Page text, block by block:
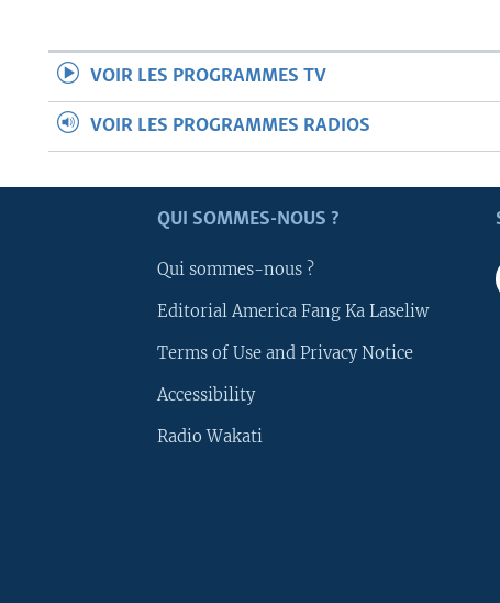
VOIR LES PROGRAMMES TV
VOIR LES PROGRAMMES RADIOS
QUI SOMMES-NOUS ?
Qui sommes-nous ?
Editorial America Fang Ka Laseliw
Terms of Use and Privacy Notice
Accessibility
Radio Wakati